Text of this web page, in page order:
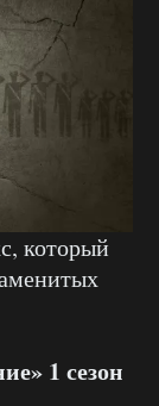
который
1 сезон